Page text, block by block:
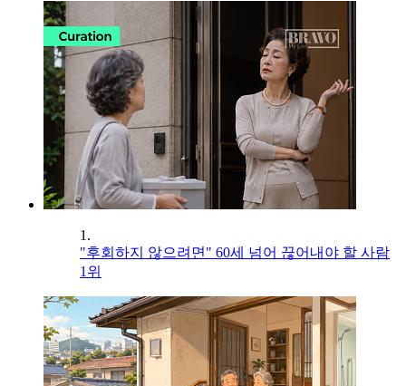
1.
"후회하지 않으려면" 60세 넘어 끊어내야 할 사람
1위